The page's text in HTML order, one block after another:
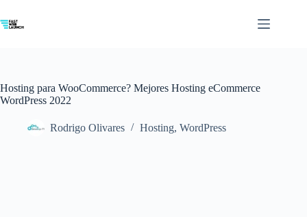
al
contenido
Hosting para WooCommerce? Mejores Hosting eCommerce
WordPress 2022
Rodrigo Olivares Hosting, WordPress